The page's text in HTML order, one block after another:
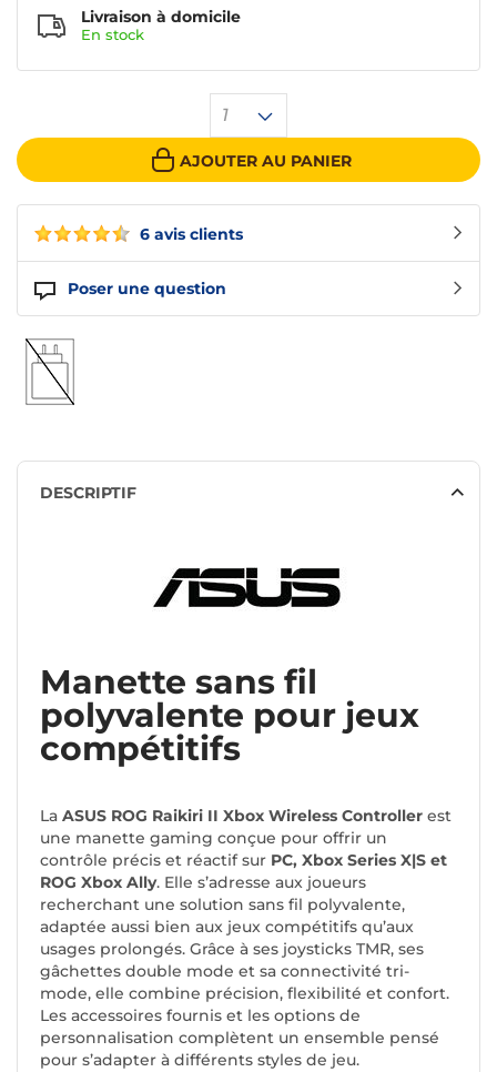
6 avis clients
Poser une question
1
AJOUTER AU PANIER
Livraison à domicile
En stock
DESCRIPTIF
Manette sans fil
polyvalente pour jeux
compétitifs
La ASUS ROG Raikiri II Xbox Wireless Controller est
une manette gaming conçue pour offrir un
contrôle précis et réactif sur PC, Xbox Series X|S et
ROG Xbox Ally. Elle s’adresse aux joueurs
recherchant une solution sans fil polyvalente,
adaptée aussi bien aux jeux compétitifs qu’aux
usages prolongés. Grâce à ses joysticks TMR, ses
gâchettes double mode et sa connectivité tri-
mode, elle combine précision, flexibilité et confort.
Les accessoires fournis et les options de
personnalisation complètent un ensemble pensé
pour s’adapter à différents styles de jeu.